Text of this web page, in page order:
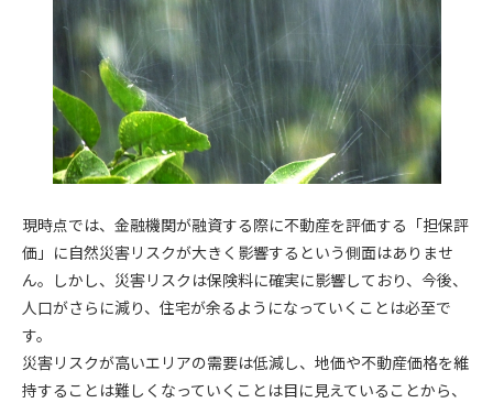
現時点では、金融機関が融資する際に不動産を評価する「担保評
価」に自然災害リスクが大きく影響するという側面はありませ
ん。しかし、災害リスクは保険料に確実に影響しており、今後、
人口がさらに減り、住宅が余るようになっていくことは必至で
す。
災害リスクが高いエリアの需要は低減し、地価や不動産価格を維
持することは難しくなっていくことは目に見えていることから、